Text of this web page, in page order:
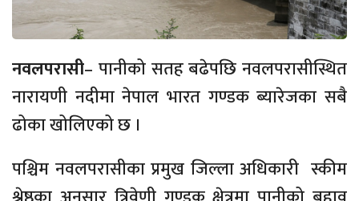
नवलपरासी– पानीको सतह बढेपछि नवलपरासीस्थित
नारायणी नदीमा नेपाल भारत गण्डक ब्यारेजका सबै
ढोका खोलिएको छ ।
पश्चिम नवलपरासीका प्रमुख जिल्ला अधिकारी स्कीम